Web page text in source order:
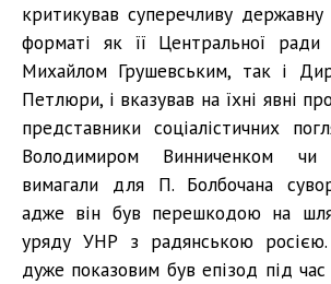
критикував суперечливу
форматі як її Центральної
Михайлом Грушевським, так і
Петлюри, і вказував на їхні явні
представники соціалістичних
Володимиром Винниченком чи
вимагали для П. Болбочана
адже він був перешкодою на
уряду УНР з радянською
дуже показовим був епізод під